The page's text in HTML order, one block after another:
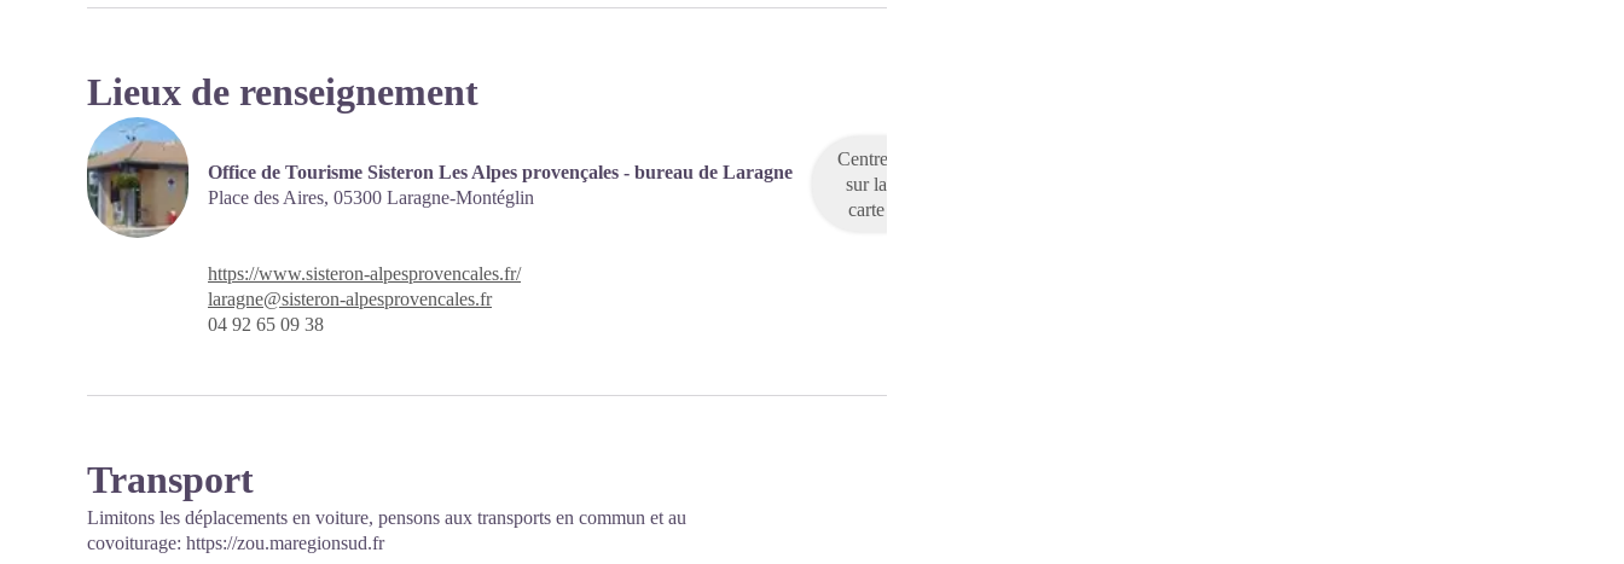
Lieux de renseignement
Office de Tourisme Sisteron Les Alpes provençales - bureau de Laragne
Place des Aires, 05300 Laragne-Montéglin
Centrer
sur la
carte
https://www.sisteron-alpesprovencales.fr/
laragne@sisteron-alpesprovencales.fr
04 92 65 09 38
Transport
Limitons les déplacements en voiture, pensons aux transports en commun et au
covoiturage: https://zou.maregionsud.fr